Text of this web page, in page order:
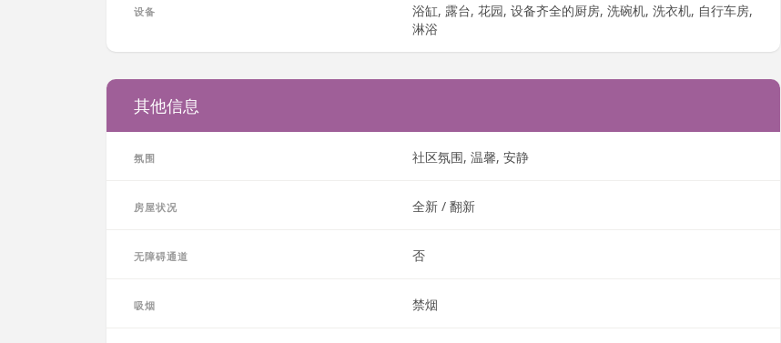
设备
浴缸, 露台, 花园, 设备齐全的厨房, 洗碗机, 洗衣机, 自行车房,
淋浴
其他信息
氛围 社区氛围, 温馨, 安静
房屋状况 全新 / 翻新
无障碍通道 否
吸烟 禁烟